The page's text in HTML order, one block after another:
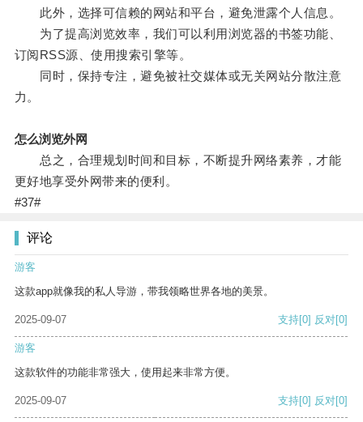
此外，选择可信赖的网站和平台，避免泄露个人信息。
为了提高浏览效率，我们可以利用浏览器的书签功能、
订阅RSS源、使用搜索引擎等。
同时，保持专注，避免被社交媒体或无关网站分散注意
力。
怎么浏览外网
总之，合理规划时间和目标，不断提升网络素养，才能
更好地享受外网带来的便利。
#37#
评论
游客
这款app就像我的私人导游，带我领略世界各地的美景。
2025-09-07 支持[0] 反对[0]
游客
这款软件的功能非常强大，使用起来非常方便。
2025-09-07 支持[0] 反对[0]